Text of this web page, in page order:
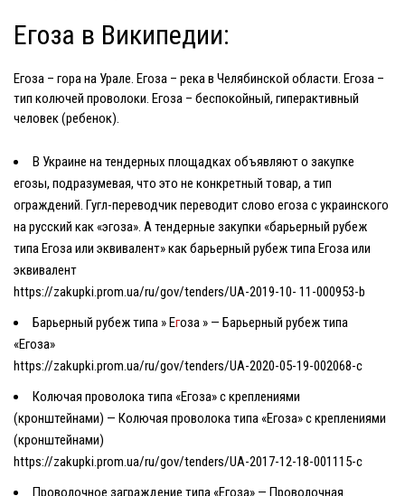
Егоза в Википедии:
Егоза – гора на Урале. Егоза – река в Челябинской области. Егоза –
тип колючей проволоки. Егоза – беспокойный, гиперактивный
человек (ребенок).
В Украине на тендерных площадках объявляют о закупке
егозы, подразумевая, что это не конкретный товар, а тип
ограждений. Гугл-переводчик переводит слово егоза с украинского
на русский как «эгоза». А тендерные закупки «барьерный рубеж
типа Егоза или эквивалент» как барьерный рубеж типа Егоза или
эквивалент
https://zakupki.prom.ua/ru/gov/tenders/UA-2019-10- 11-000953-b
Барьерный рубеж типа » Егоза » — Барьерный рубеж типа
«Егоза»
https://zakupki.prom.ua/ru/gov/tenders/UA-2020-05-19-002068-c
Колючая проволока типа «Егоза» с креплениями
(кронштейнами) — Колючая проволока типа «Егоза»с креплениями
(кронштейнами)
https://zakupki.prom.ua/ru/gov/tenders/UA-2017-12-18-001115-c
Проволочное заграждение типа «Егоза» — Проволочная